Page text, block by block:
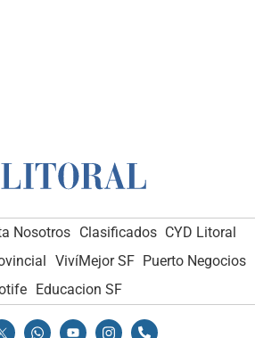
Nosotros Clasificados CYD Litoral
VivíMejor SF Puerto Negocios
Educacion SF